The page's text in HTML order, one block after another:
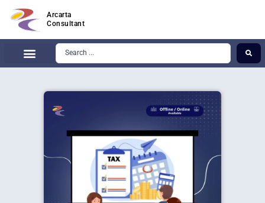
Arcarta
Consultant